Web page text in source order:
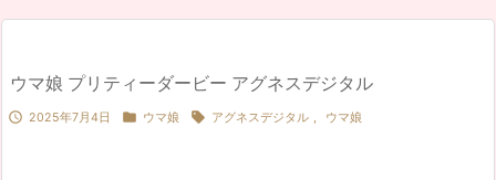
ウマ娘 プリティーダービー アグネスデジタル
 2025年7月4日  ウマ娘  アグネスデジタル , ウマ娘